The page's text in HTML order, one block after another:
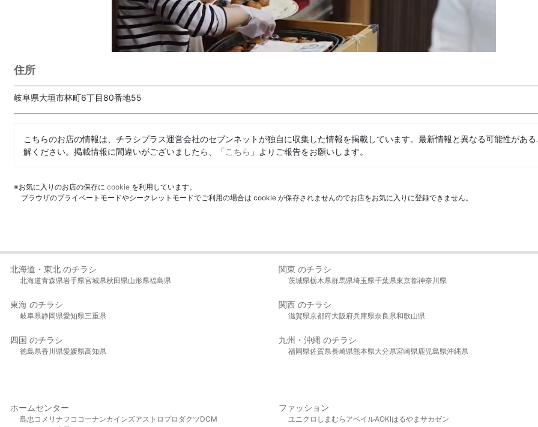
住所
岐阜県大垣市林町6丁目80番地55
こちらのお店の情報は、チラシプラス運営会社のセブンネットが独自に収集した情報を掲載しています。最新情報と異なる可能性があ
解ください。掲載情報に間違いがございましたら、「こちら 」よりご報告をお願いします。
※お気に入りのお店の保存に cookie を利用しています。
ブラウザのプライベートモードやシークレットモードでご利用の場合は cookie が保存されませんのでお店をお気に入りに登録できません。
北海道・東北 のチラシ
北海道青森県岩手県宮城県秋田県山形県福島県
関東 のチラシ
茨城県栃木県群馬県埼玉県千葉県東京都神奈川県
東海 のチラシ
岐阜県静岡県愛知県三重県
関西 のチラシ
滋賀県京都府大阪府兵庫県奈良県和歌山県
四国 のチラシ
徳島県香川県愛媛県高知県
九州・沖縄 のチラシ
福岡県佐賀県長崎県熊本県大分県宮崎県鹿児島県沖縄県
ホームセンター
島忠 コメリ ナフコ コーナンカインズアストロプロダクツDCM
ファッション
ユニクロ しまむら アベイルAOKIはるやま サカゼン